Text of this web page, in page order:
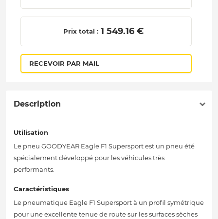
Prix total : 1 549.16 €
RECEVOIR PAR MAIL
Description
Utilisation
Le pneu GOODYEAR Eagle F1 Supersport est un pneu été
spécialement développé pour les véhicules très
performants.
Caractéristiques
Le pneumatique Eagle F1 Supersport à un profil symétrique
pour une excellente tenue de route sur les surfaces sèches